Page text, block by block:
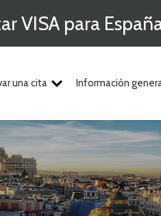
VISA para
una cita Información